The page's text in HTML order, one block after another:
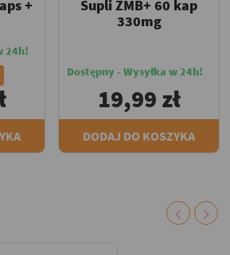
+
24h!
Supli ZMB+ 60 kap
330mg
Dostępny - Wysyłka w 24h!
19,99 zł
DODAJ DO KOSZYKA
chevron_right
chevron_left